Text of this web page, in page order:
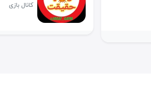
کانال بازی